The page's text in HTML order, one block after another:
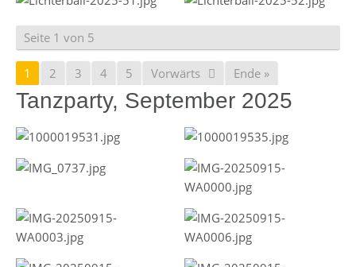
Seite 1 von 5
1 2 3 4 5 Vorwärts Ende »
Tanzparty, September 2025